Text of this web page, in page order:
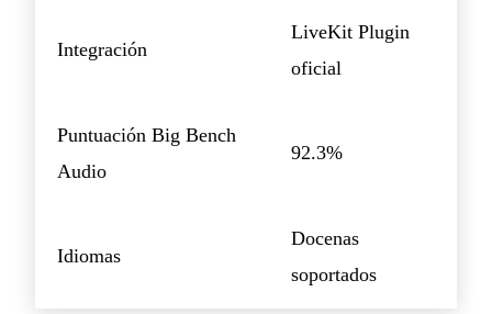
Integración
LiveKit Plugin
oficial
Puntuación Big Bench
Audio
92.3%
Idiomas
Docenas
soportados